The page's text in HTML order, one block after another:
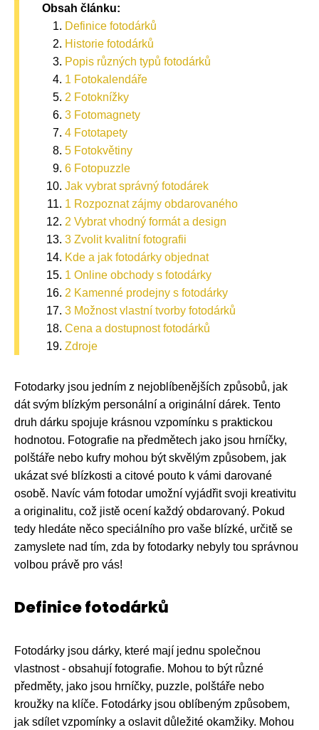
Obsah článku:
Definice fotodárků
Historie fotodárků
Popis různých typů fotodárků
1 Fotokalendáře
2 Fotoknížky
3 Fotomagnety
4 Fototapety
5 Fotokvětiny
6 Fotopuzzle
Jak vybrat správný fotodárek
1 Rozpoznat zájmy obdarovaného
2 Vybrat vhodný formát a design
3 Zvolit kvalitní fotografii
Kde a jak fotodárky objednat
1 Online obchody s fotodárky
2 Kamenné prodejny s fotodárky
3 Možnost vlastní tvorby fotodárků
Cena a dostupnost fotodárků
Zdroje
Fotodarky jsou jedním z nejoblíbenějších způsobů, jak
dát svým blízkým personální a originální dárek. Tento
druh dárku spojuje krásnou vzpomínku s praktickou
hodnotou. Fotografie na předmětech jako jsou hrníčky,
polštáře nebo kufry mohou být skvělým způsobem, jak
ukázat své blízkosti a citové pouto k vámi darované
osobě. Navíc vám fotodar umožní vyjádřit svoji kreativitu
a originalitu, což jistě ocení každý obdarovaný. Pokud
tedy hledáte něco speciálního pro vaše blízké, určitě se
zamyslete nad tím, zda by fotodarky nebyly tou správnou
volbou právě pro vás!
Definice fotodárků
Fotodárky jsou dárky, které mají jednu společnou
vlastnost - obsahují fotografie. Mohou to být různé
předměty, jako jsou hrníčky, puzzle, polštáře nebo
kroužky na klíče. Fotodárky jsou oblíbeným způsobem,
jak sdílet vzpomínky a oslavit důležité okamžiky. Mohou